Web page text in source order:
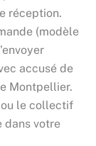
réception.
(modèle
accusé de
Montpellier.
ou le collectif
dans votre